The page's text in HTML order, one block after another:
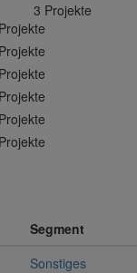
3 Projekte
Segment
Sonstiges